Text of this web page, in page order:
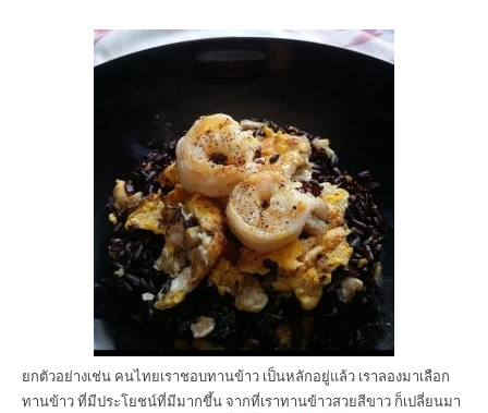
ยกตัวอย่างเช่น คนไทยเราชอบทานข้าว เป็นหลักอยู่แล้ว เราลองมาเลือก
ทานข้าว ที่มีประโยชน์ที่มีมากขึ้น จากที่เราทานข้าวสวยสีขาว ก็เปลี่ยนมา